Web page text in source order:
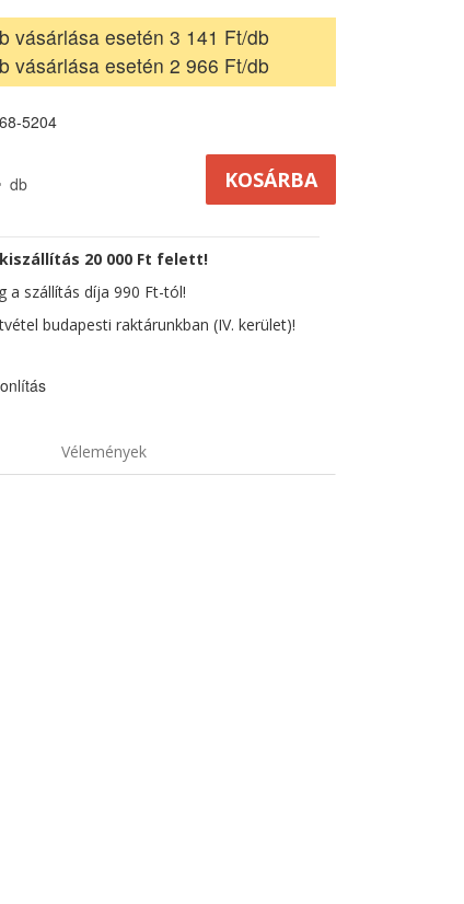
vásárlása esetén 3 141 Ft/db
vásárlása esetén 2 966 Ft/db
5204
db
20 000 Ft felett!
a szállítás díja 990 Ft-tól!
budapesti raktárunkban (IV. kerület)!
Vélemények